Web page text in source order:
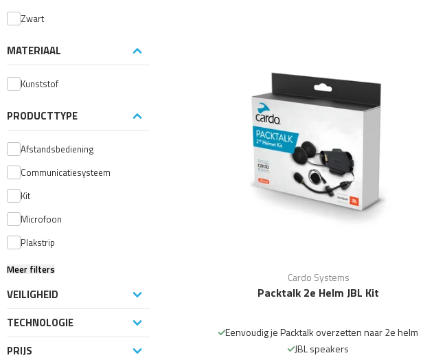
Zwart
MATERIAAL
Kunststof
PRODUCTTYPE
Afstandsbediening
Communicatiesysteem
Kit
Microfoon
Plakstrip
Meer filters
VEILIGHEID
TECHNOLOGIE
PRIJS
Cardo Systems
Packtalk 2e Helm JBL Kit
Eenvoudig je Packtalk overzetten naar 2e helm
JBL speakers